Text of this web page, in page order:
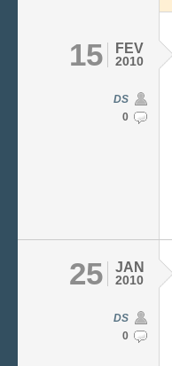
FEV
2010
15
DS
0
JAN
2010
25
DS
0